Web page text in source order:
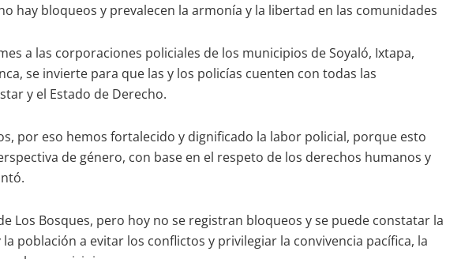
hay bloqueos y prevalecen la armonía y la libertad en las comunidades
a las corporaciones policiales de los municipios de Soyaló, Ixtapa,
se invierte para que las y los policías cuenten con todas las
y el Estado de Derecho.
por eso hemos fortalecido y dignificado la labor policial, porque esto
de género, con base en el respeto de los derechos humanos y
Bosques, pero hoy no se registran bloqueos y se puede constatar la
población a evitar los conflictos y privilegiar la convivencia pacífica, la